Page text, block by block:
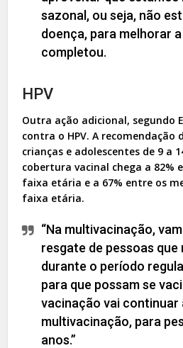
sazonal, ou seja, não
doença, para melhorar
completou.
HPV
Outra ação adicional, segundo
contra o HPV. A recomendação
crianças e adolescentes de 9 a
cobertura vacinal chega a 82%
faixa etária e a 67% entre os
faixa etária.
“Na multivacinação,
resgate de pessoas que
durante o período
para que possam se
vacinação vai continuar
multivacinação, para
anos.”